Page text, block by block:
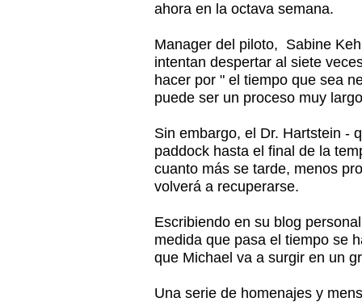
ahora en la octava semana.
Manager del piloto, Sabine
intentan despertar al siete
hacer por " el tiempo que sea
puede ser un proceso muy
Sin embargo, el Dr. Hartstein -
paddock hasta el final de la
cuanto más se tarde, menos
volverá a recuperarse.
Escribiendo en su blog
medida que pasa el tiempo se
que Michael va a surgir en un
Una serie de homenajes y